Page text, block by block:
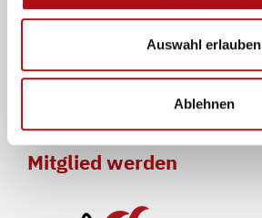
Auswahl erlauben
Ablehnen
Mitglied werden